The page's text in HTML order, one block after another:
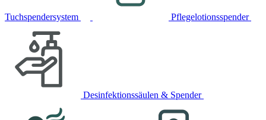
Tuchspendersystem Pflegelotionsspender
Desinfektionssäulen & Spender